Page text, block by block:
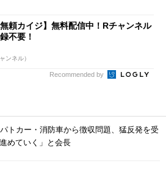
無頼カイジ】無料配信中！Rチャンネル
不要！
ンネル）
Recommended by
トカー・消防車から徴収問題、猛反発を受
めていく」と会長